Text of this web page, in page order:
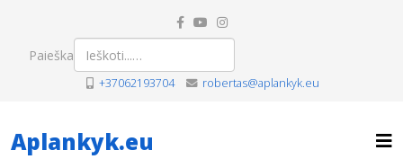
Paieška
+37062193704 robertas@aplankyk.eu
Aplankyk.eu